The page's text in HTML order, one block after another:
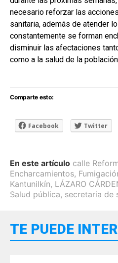
necesario reforzar las
sanitaria, además de atender
constantemente se forman
disminuir las afectaciones
como a la salud de la
Comparte esto:
Facebook Twitter
En este artículo calle
Encharcamientos,
Kantunilkín, LÁZARO
Salud pública, secretaria de
TE PUEDE